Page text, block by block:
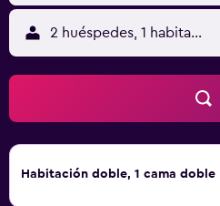
2 huéspedes, 1 habitación
Habitación doble, 1 cama doble